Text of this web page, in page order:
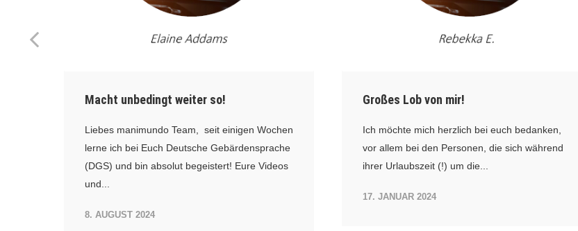
Macht unbedingt weiter so!
Liebes manimundo Team, seit einigen Wochen
lerne ich bei Euch Deutsche Gebärdensprache
(DGS) und bin absolut begeistert! Eure Videos
und...
8. AUGUST 2024
Großes Lob von mir!
Ich möchte mich herzlich bei euch bedanken,
vor allem bei den Personen, die sich während
ihrer Urlaubszeit (!) um die...
17. JANUAR 2024